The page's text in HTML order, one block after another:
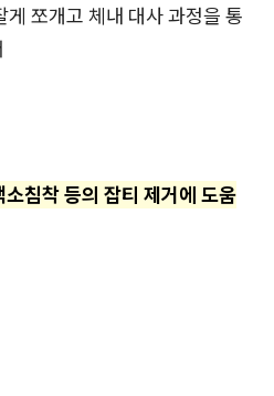
쪼개고 체내 대사 과정을 통
침착 등의 잡티 제거에 도움